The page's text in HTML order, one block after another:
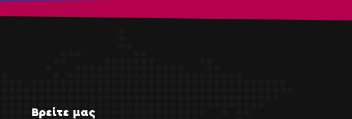
Βρείτε μας